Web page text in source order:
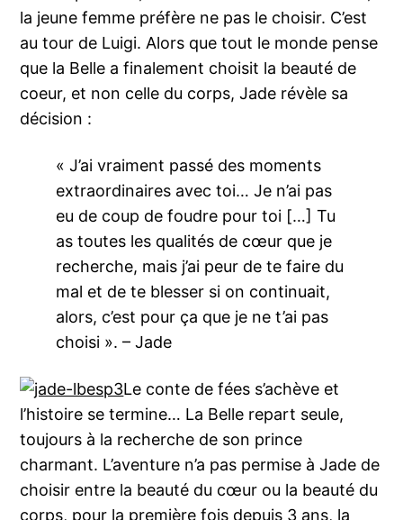
la jeune femme préfère ne pas le choisir. C’est
au tour de Luigi. Alors que tout le monde pense
que la Belle a finalement choisit la beauté de
coeur, et non celle du corps, Jade révèle sa
décision :
« J’ai vraiment passé des moments
extraordinaires avec toi… Je n’ai pas
eu de coup de foudre pour toi […] Tu
as toutes les qualités de cœur que je
recherche, mais j’ai peur de te faire du
mal et de te blesser si on continuait,
alors, c’est pour ça que je ne t’ai pas
choisi ». – Jade
Le conte de fées s’achève et
l’histoire se termine… La Belle repart seule,
toujours à la recherche de son prince
charmant. L’aventure n’a pas permise à Jade de
choisir entre la beauté du cœur ou la beauté du
corps, pour la première fois depuis 3 ans, la